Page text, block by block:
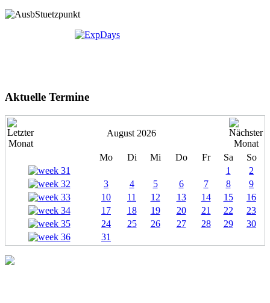
Aktuelle Termine
August 2026
Mo Di Mi Do Fr Sa
So
1
2
3
4 5 6 7 8
9
10
11 12 13 14 15
16
17
18 19 20 21 22
23
24
25 26 27 28 29
30
31